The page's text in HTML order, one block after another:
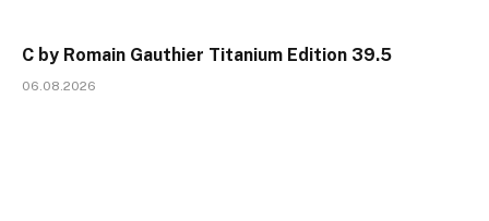
C by Romain Gauthier Titanium Edition 39.5
06.08.2026